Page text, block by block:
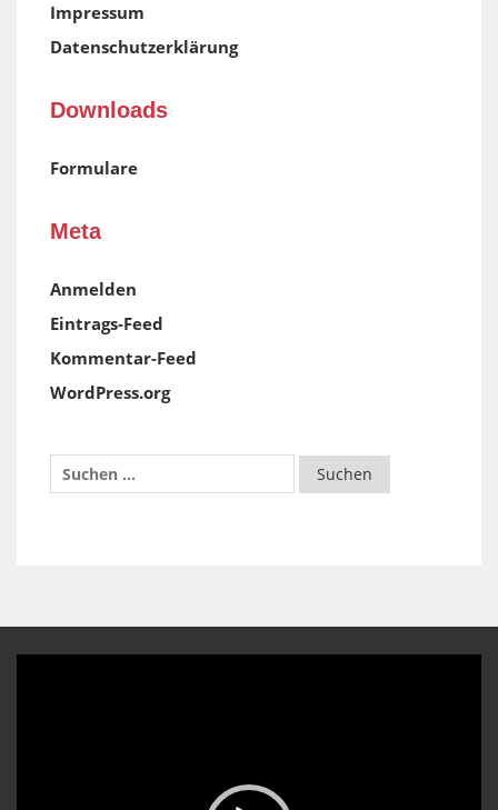
Impressum
Datenschutzerklärung
Downloads
Formulare
Meta
Anmelden
Eintrags-Feed
Kommentar-Feed
WordPress.org